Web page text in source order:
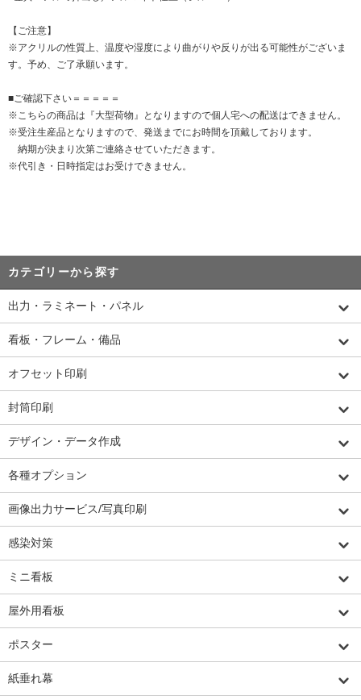
【ご注意】
※アクリルの性質上、温度や湿度により曲がりや反りが出る可能性がございま
す。予め、ご了承願います。
■ご確認下さい＝＝＝＝＝
※こちらの商品は『大型荷物』となりますので個人宅への配送はできません。
※受注生産品となりますので、発送までにお時間を頂戴しております。
納期が決まり次第ご連絡させていただきます。
※代引き・日時指定はお受けできません。
カテゴリーから探す
出力・ラミネート・パネル
看板・フレーム・備品
オフセット印刷
封筒印刷
デザイン・データ作成
各種オプション
画像出力サービス/写真印刷
感染対策
ミニ看板
屋外用看板
ポスター
紙垂れ幕